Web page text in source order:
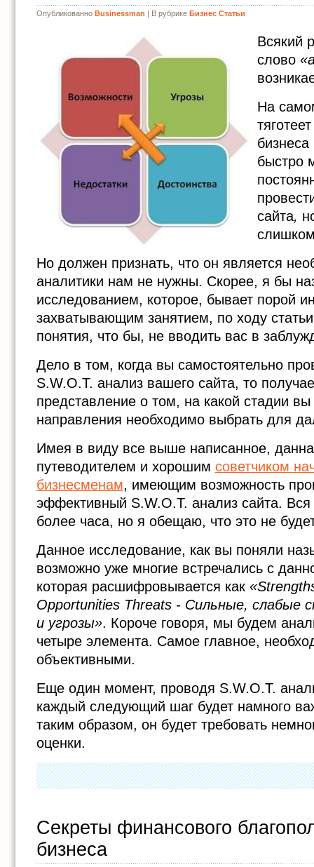
Опубликованно Businessman | В рубрике Бизнес Статьи
Всякий
слово
На
бизнеса
быстро
сайта,
Но должен признать, что он является
аналитики нам не нужны. Скорее, я бы
исследованием, которое, бывает порой
захватывающим занятием, по ходу
понятия, что бы, не вводить вас в
Дело в том, когда вы самостоятельно
S.W.O.T. анализ вашего сайта, то
представление о том, на какой стадии вы
направления необходимо выбрать для
Имея в виду все выше написанное,
путеводителем и хорошим советчиком
бизнесменам, имеющим возможность
эффективный S.W.O.T. анализ сайта. Вся
более часа, но я обещаю, что это не
Данное исследование, как вы поняли
возможно уже многие встречались с
которая расшифровывается как
Opportunities Threats - Сильные, слабые
и угрозы». Короче говоря, мы будем
четыре элемента. Самое главное,
объективными.
Еще один момент, проводя S.W.O.T.
каждый следующий шаг будет намного
таким образом, он будет требовать
оценки.
Секреты финансового
бизнеса